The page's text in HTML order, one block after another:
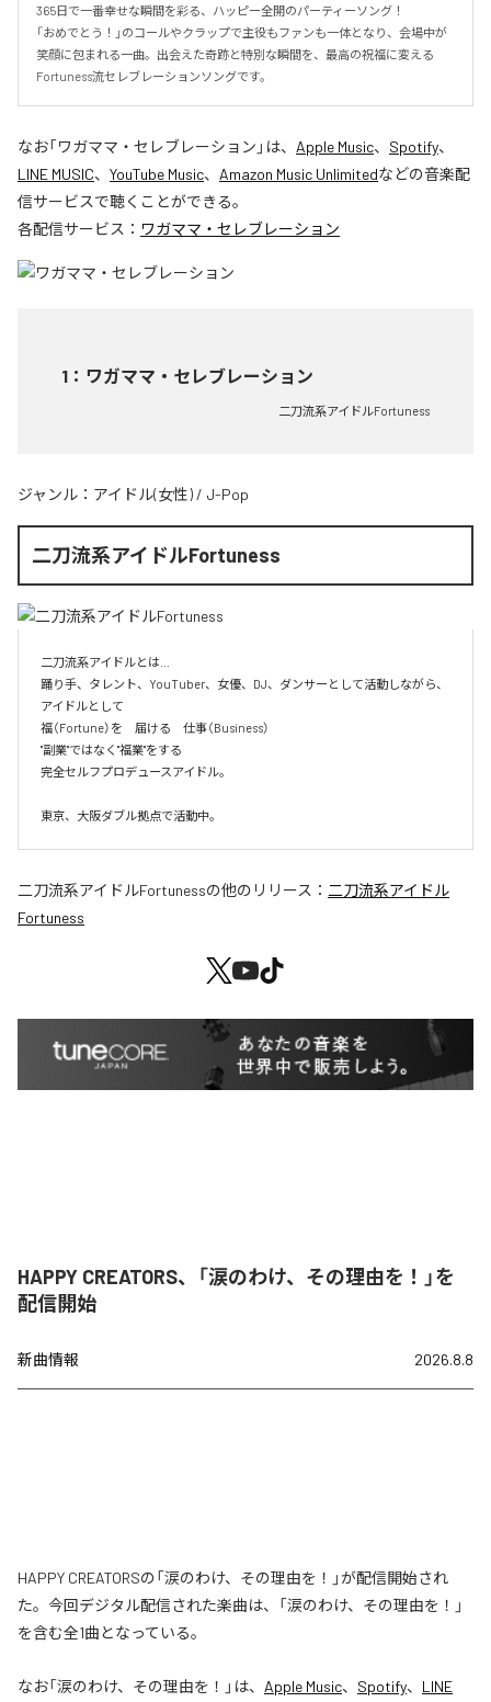
365日で一番幸せな瞬間を彩る、ハッピー全開のパーティーソング！
「おめでとう！」のコールやクラップで主役もファンも一体となり、会場中が
笑顔に包まれる一曲。出会えた奇跡と特別な瞬間を、最高の祝福に変える
Fortuness流セレブレーションソングです。
なお「ワガママ・セレブレーション 」は、 Apple Music、 Spotify、
LINE MUSIC、 YouTube Music、 Amazon Music Unlimitedなどの音楽配
信サービスで聴くことができる。
各配信サービス： ワガママ・セレブレーション
1 ： ワガママ・セレブレーション
二刀流系アイドルFortuness
ジャンル： アイドル(女性) / J-Pop
二刀流系アイドルFortuness
二刀流系アイドルとは…
踊り手、タレント、YouTuber、女優、DJ、ダンサーとして活動しながら、
アイドルとして
福（Fortune）を　届ける　仕事（Business）
"副業"ではなく"福業"をする
完全セルフプロデュースアイドル。
東京、大阪ダブル拠点で活動中。
二刀流系アイドルFortunessの他のリリース： 二刀流系アイドル
Fortuness
HAPPY CREATORS、「涙のわけ、その理由を！」を
配信開始
新曲情報 2026.8.8
HAPPY CREATORSの「涙のわけ、その理由を！」が配信開始され
た。今回デジタル配信された楽曲は、「涙のわけ、その理由を！」
を含む全1曲となっている。
なお「涙のわけ、その理由を！ 」は、 Apple Music、 Spotify、 LINE